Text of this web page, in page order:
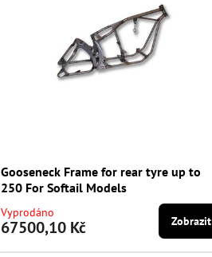
Gooseneck Frame for rear tyre up to
250 For Softail Models
Vyprodáno
67500,10 Kč Zobrazit